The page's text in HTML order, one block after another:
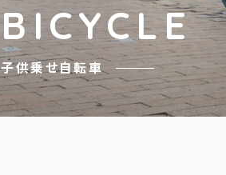
BICYCLE
子供乗せ自転車